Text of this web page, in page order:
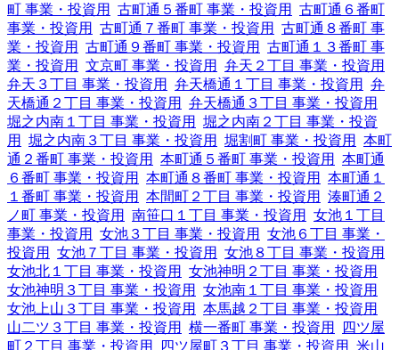
町 事業・投資用
古町通５番町 事業・投資用
古町通６番町
事業・投資用
古町通７番町 事業・投資用
古町通８番町 事
業・投資用
古町通９番町 事業・投資用
古町通１３番町 事
業・投資用
文京町 事業・投資用
弁天２丁目 事業・投資用
弁天３丁目 事業・投資用
弁天橋通１丁目 事業・投資用
弁
天橋通２丁目 事業・投資用
弁天橋通３丁目 事業・投資用
堀之内南１丁目 事業・投資用
堀之内南２丁目 事業・投資
用
堀之内南３丁目 事業・投資用 堀割町 事業・投資用
本町
通２番町 事業・投資用
本町通５番町 事業・投資用
本町通
６番町 事業・投資用
本町通８番町 事業・投資用
本町通１
１番町 事業・投資用
本間町２丁目 事業・投資用
湊町通２
ノ町 事業・投資用
南笹口１丁目 事業・投資用
女池１丁目
事業・投資用
女池３丁目 事業・投資用
女池６丁目 事業・
投資用
女池７丁目 事業・投資用
女池８丁目 事業・投資用
女池北１丁目 事業・投資用
女池神明２丁目 事業・投資用
女池神明３丁目 事業・投資用
女池南１丁目 事業・投資用
女池上山３丁目 事業・投資用
本馬越２丁目 事業・投資用
山二ツ３丁目 事業・投資用
横一番町 事業・投資用
四ツ屋
町２丁目 事業・投資用
四ツ屋町３丁目 事業・投資用 米山